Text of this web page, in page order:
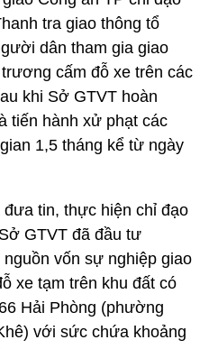
tra giao thông tổ
dân tham gia giao
cấm đỗ xe trên các
khi Sở GTVT hoàn
tiến hành xử phạt các
1,5 tháng kể từ ngày
tin, thực hiện chỉ đạo
GTVT đã đầu tư
vốn sự nghiệp giao
xe tạm trên khu đất có
Hải Phòng (phường
với sức chứa khoảng